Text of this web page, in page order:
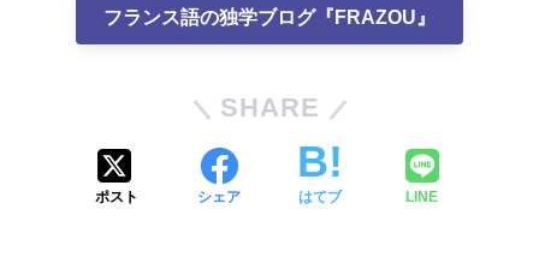
フランス語の独学ブログ『FRAZOU』
SHARE
ポスト シェア はてブ LINE